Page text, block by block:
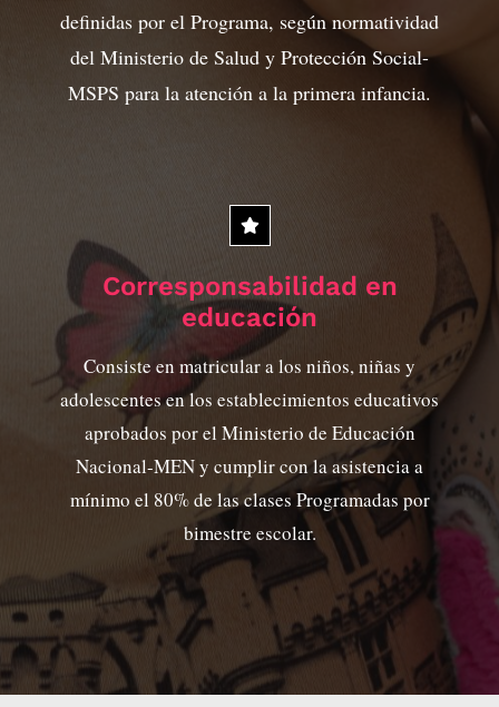
definidas por el Programa, según normatividad
del Ministerio de Salud y Protección Social-
MSPS para la atención a la primera infancia.
Corresponsabilidad en
educación
Consiste en matricular a los niños, niñas y
adolescentes en los establecimientos educativos
aprobados por el Ministerio de Educación
Nacional-MEN y cumplir con la asistencia a
mínimo el 80% de las clases Programadas por
bimestre escolar.